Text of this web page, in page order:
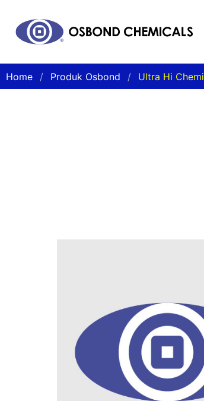
Home Produk Osbond Ultra Hi